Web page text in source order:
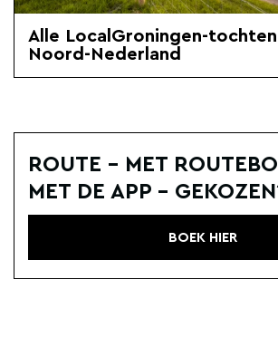
Alle LocalGroningen-
Noord-Nederland
ROUTE - MET
MET DE APP -
BOEK HIER